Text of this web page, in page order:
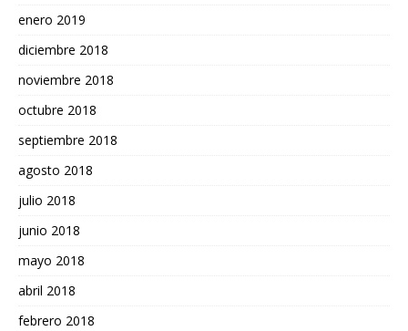
enero 2019
diciembre 2018
noviembre 2018
octubre 2018
septiembre 2018
agosto 2018
julio 2018
junio 2018
mayo 2018
abril 2018
febrero 2018